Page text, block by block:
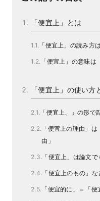
「便宜上」とは
「便宜上」の読み方
「便宜上」の意味は
「便宜上」の使い方
「便宜上、」の形で
「便宜上の理由」
由」
「便宜上」は論文で
「便宜上のもの」な
「便宜的に」＝「便